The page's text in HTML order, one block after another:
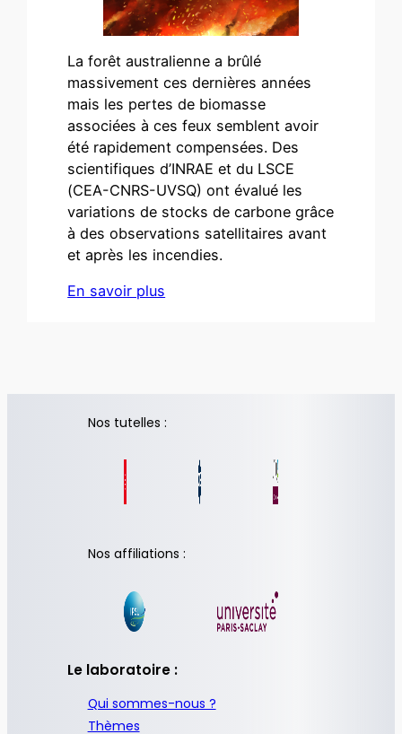
​La forêt australienne a brûlé
massivement ces dernières années
mais les pertes de biomasse
associées à ces feux semblent avoir
été rapidement compensées. Des
scientifiques d’INRAE et du LSCE
(CEA-CNRS-UVSQ) ont évalué les
variations de stocks de carbone grâce
à des observations satellitaires avant
et après les incendies.
En savoir plus
Nos tutelles :
Nos affiliations :
Le laboratoire :
Qui sommes-nous ?
Thèmes